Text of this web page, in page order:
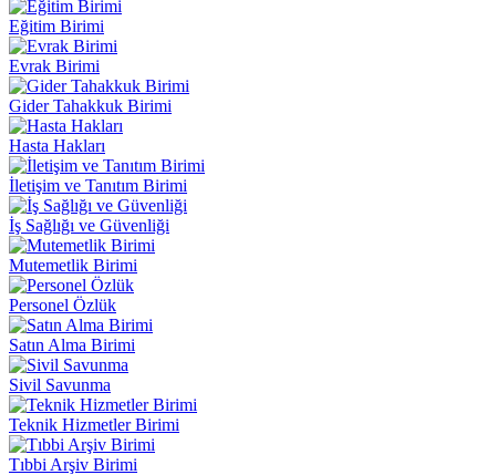
Eğitim Birimi
Evrak Birimi
Gider Tahakkuk Birimi
Hasta Hakları
İletişim ve Tanıtım Birimi
İş Sağlığı ve Güvenliği
Mutemetlik Birimi
Personel Özlük
Satın Alma Birimi
Sivil Savunma
Teknik Hizmetler Birimi
Tıbbi Arşiv Birimi